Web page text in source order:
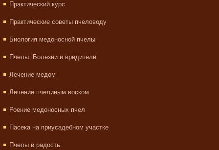
Практический курс
Практические советы пчеловоду
Биология медоносной пчелы
Пчелы. Болезни и вредители
Лечение медом
Лечение пчелиным воском
Роение медоносных пчел
Пасека на приусадебном участке
Пчелы в радость